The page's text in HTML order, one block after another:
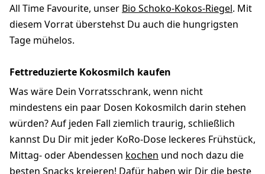
All Time Favourite, unser Bio Schoko-Kokos-Riegel. Mit
diesem Vorrat überstehst Du auch die hungrigsten
Tage mühelos.
Fettreduzierte Kokosmilch kaufen
Was wäre Dein Vorratsschrank, wenn nicht
mindestens ein paar Dosen Kokosmilch darin stehen
würden? Auf jeden Fall ziemlich traurig, schließlich
kannst Du Dir mit jeder KoRo-Dose leckeres Frühstück,
Mittag- oder Abendessen kochen und noch dazu die
besten Snacks kreieren! Dafür haben wir Dir die beste